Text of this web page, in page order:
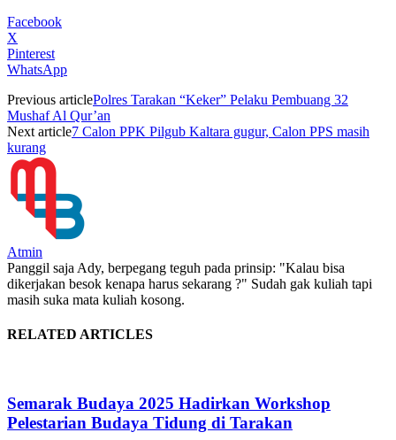
Facebook
X
Pinterest
WhatsApp
Previous articlePolres Tarakan “Keker” Pelaku Pembuang 32
Mushaf Al Qur’an
Next article7 Calon PPK Pilgub Kaltara gugur, Calon PPS masih
kurang
Atmin
Panggil saja Ady, berpegang teguh pada prinsip: "Kalau bisa
dikerjakan besok kenapa harus sekarang ?" Sudah gak kuliah tapi
masih suka mata kuliah kosong.
RELATED ARTICLES
Semarak Budaya 2025 Hadirkan Workshop
Pelestarian Budaya Tidung di Tarakan